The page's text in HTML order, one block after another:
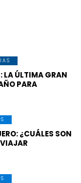
LA ÚLTIMA GRAN
PARA
¿CUÁLES SON